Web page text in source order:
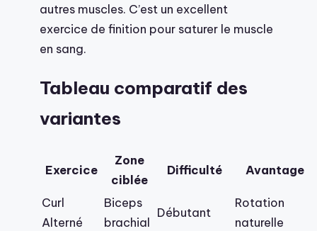
autres muscles. C’est un excellent
exercice de finition pour saturer le muscle
en sang.
Tableau comparatif des
variantes
Exercice
Zone
ciblée
Difficulté Avantage
Curl
Alterné
Biceps
brachial
Débutant
Rotation
naturelle